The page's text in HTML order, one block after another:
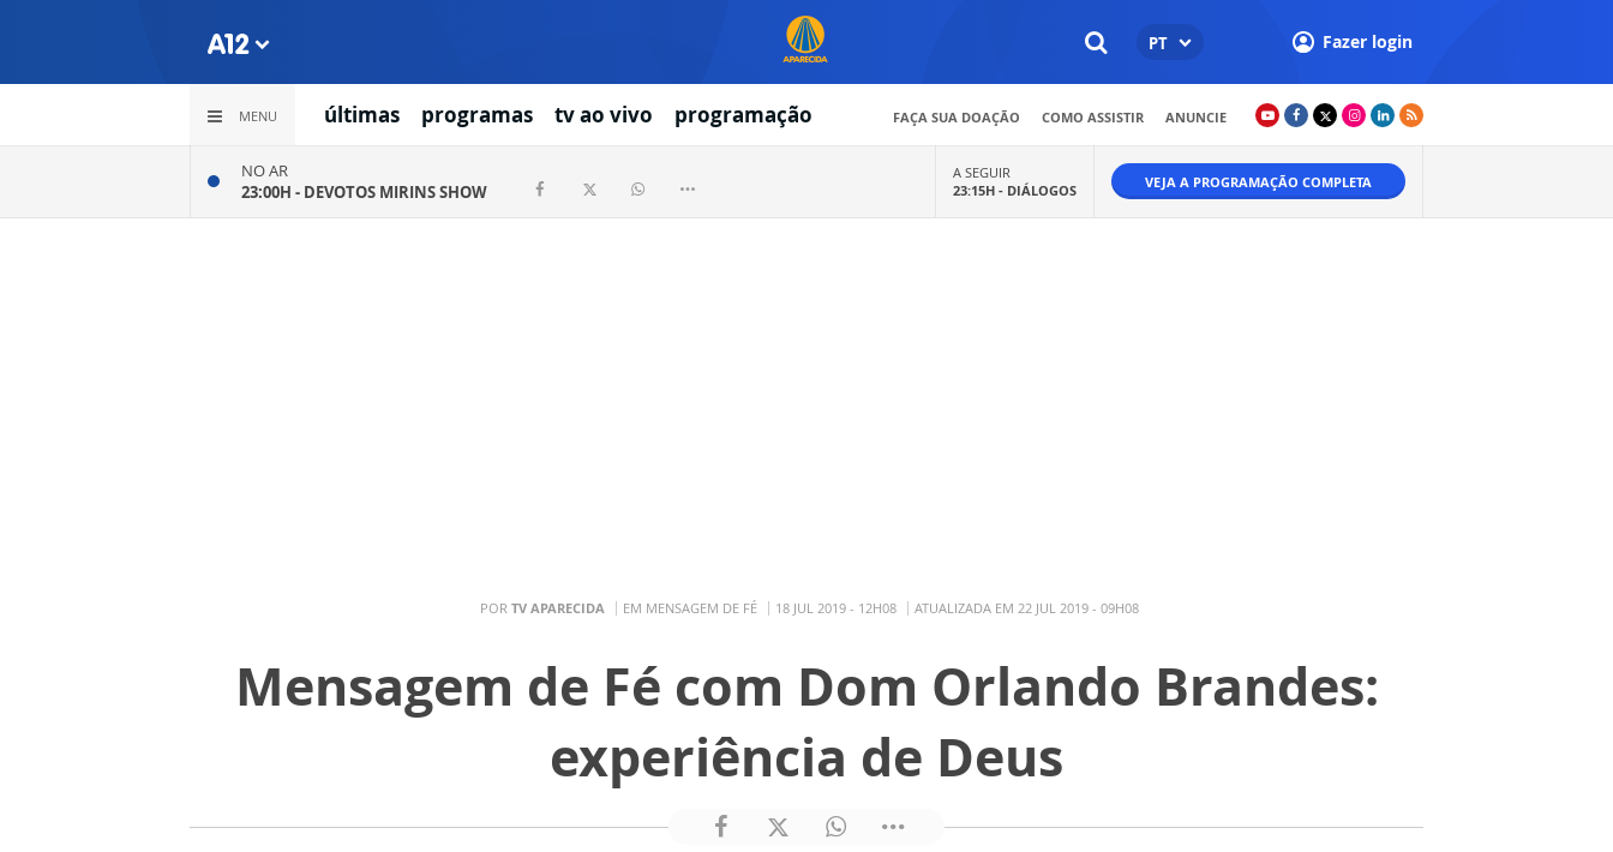
PT Fazer login
MENU últimas programas tv ao vivo programação FAÇA SUA DOAÇÃO COMO ASSISTIR ANUNCIE
NO AR
23:00H - DEVOTOS MIRINS SHOW
A SEGUIR
23:15H - DIÁLOGOS VEJA A PROGRAMAÇÃO COMPLETA
POR TV APARECIDA EM MENSAGEM DE FÉ 18 JUL 2019 - 12H08 ATUALIZADA EM 22 JUL 2019 - 09H08
Mensagem de Fé com Dom Orlando Brandes:
experiência de Deus